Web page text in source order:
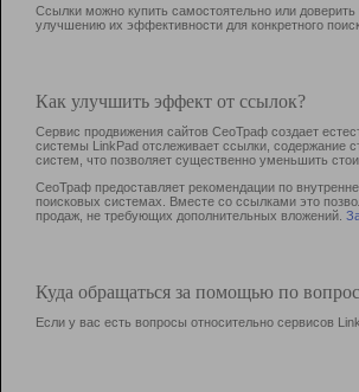
Ссылки можно купить самостоятельно или
улучшению их эффективности для конкретного
Как улучшить эффект от ссылок?
Сервис продвижения сайтов СеоТраф создает
системы LinkPad отслеживает ссылки, содержание
систем, что позволяет существенно уменьшить
СеоТраф предоставляет рекомендации по
поисковых системах. Вместе со ссылками это
продаж, не требующих дополнительных вложений.
Куда обращаться за помощью по
Если у вас есть вопросы относительно сервисов